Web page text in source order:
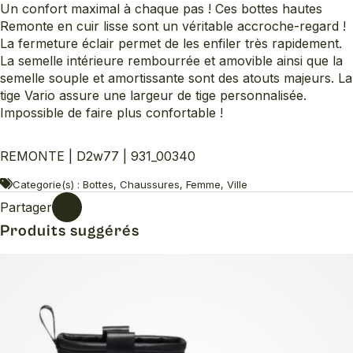
Un confort maximal à chaque pas ! Ces bottes hautes
Remonte en cuir lisse sont un véritable accroche-regard !
La fermeture éclair permet de les enfiler très rapidement.
La semelle intérieure rembourrée et amovible ainsi que la
semelle souple et amortissante sont des atouts majeurs. La
tige Vario assure une largeur de tige personnalisée.
Impossible de faire plus confortable !
REMONTE | D2w77 | 931_00340
Categorie(s) : Bottes, Chaussures, Femme, Ville
Partager
Produits suggérés